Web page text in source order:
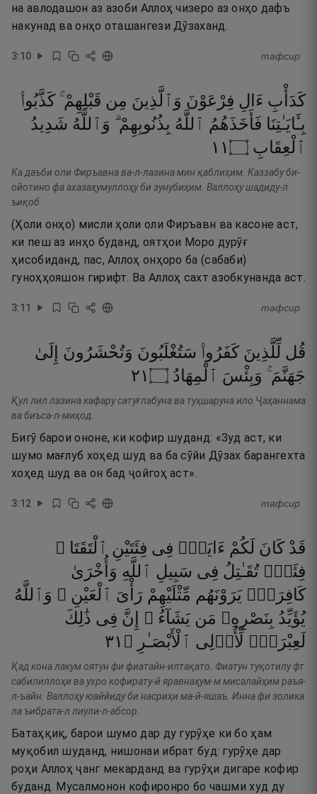
на авлодашон аз азоби Аллоҳ чизеро аз онҳо дафъ
накунад ва онҳо оташангези Дӯзаханд.
3:10 тафсир
كَدَأْبِ ءَالِ فِرْعَوْنَ وَٱلَّذِينَ مِن قَبْلِهِمْ ۚ كَذَّبُوا۟
بِـَٔايَـٰتِنَا فَأَخَذَهُمُ ٱللَّهُ بِذُنُوبِهِمْ ۗ وَٱللَّهُ شَدِيدُ
ٱلْعِقَابِ ۝١١
Ка даъби оли Фиръавна ва-л-лазина мин қаблиҳим. Каззабу би-
ойотино фа ахазаҳумуллоҳу би зунубиҳим. Валлоҳу шадиду-л
ъиқоб.
(Ҳоли онҳо) мисли ҳоли оли Фиръавн ва касоне аст,
ки пеш аз инҳо буданд, оятҳои Моро дурӯғ
ҳисобиданд, пас, Аллоҳ онҳоро ба (сабаби)
гуноҳҳояшон гирифт. Ва Аллоҳ сахт азобкунанда аст.
3:11 тафсир
قُل لِّلَّذِينَ كَفَرُوا۟ سَتُغْلَبُونَ وَتُحْشَرُونَ
إِلَىٰ
جَهَنَّمَ ۚ وَبِئْسَ ٱلْمِهَادُ ۝١٢
Қул лил лазина кафару сатуғлабуна ва туҳшаруна ило Ҷаҳаннама
ва биъса-л-миҳод.
Бигӯ барои ононе, ки кофир шуданд: «Зуд аст, ки
шумо мағлуб хоҳед шуд ва ба сӯйи Дӯзах барангехта
хоҳед шуд ва он бад ҷойгоҳ аст».
3:12 тафсир
قَدْ كَانَ لَكُمْ ءَايَةٌۭ فِى فِئَتَيْنِ ٱلْتَقَتَا ۖ
فِئَةٌۭ تُقَـٰتِلُ فِى سَبِيلِ ٱللَّهِ وَأُخْرَىٰ
كَافِرَةٌۭ يَرَوْنَهُم مِّثْلَيْهِمْ رَأْىَ ٱلْعَيْنِ ۚ وَٱللَّهُ
يُؤَيِّدُ بِنَصْرِهِۦ مَن يَشَآءُ ۗ إِنَّ فِى ذَٰلِكَ
لَعِبْرَةًۭ لِّأُو۟لِى ٱلْأَبْصَـٰرِ ۝ ١٣
Қад кона лакум оятун фи фиатайн-илтақато. Фиатун туқотилу фт
сабилиллоҳи ва ухро кофирату-й яравнаҳум-м мисалайҳим раъя-
л-ъайн. Валлоҳу юаййиду би насриҳи ма-й-яшаъ. Инна фи золика
ла ъибрата-л лиули-л-абсор.
Батаҳқиқ, барои шумо дар ду гурӯҳе ки бо ҳам
муқобил шуданд, нишонаи ибрат буд: гурӯҳе дар
роҳи Аллоҳ ҷанг мекарданд ва гурӯҳи дигаре кофир
буданд. Мусалмонон кофиронро бо чашми худ ду